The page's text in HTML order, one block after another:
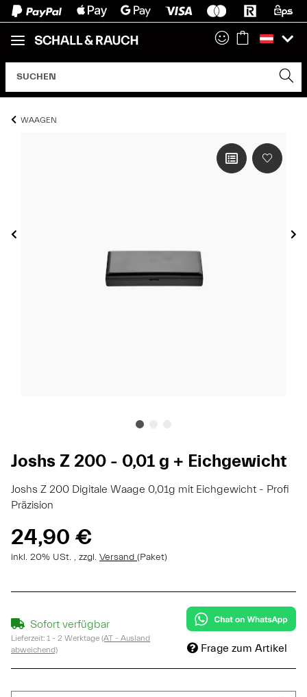
WAAGEN
Joshs Z 200 - 0,01 g + Eichgewicht
Joshs Z 200 Digitale Waage 0,01g mit Eichgewicht - Profi
Präzision
24,90 €
inkl. 20% USt. , zzgl. Versand (Paket)
Sofort verfügbar
Lieferzeit: 1 - 2 Werktage (AT - Ausland
abweichend)
Frage zum Artikel